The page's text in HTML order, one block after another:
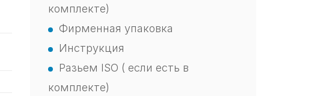
комплекте)
Фирменная упаковка
Инструкция
Разьем ISO ( если есть в
комплекте)